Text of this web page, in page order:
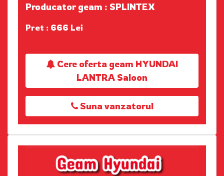
Producator geam : SPLINTEX
Pret : 666 Lei
Cere oferta geam HYUNDAI
LANTRA Saloon
Suna vanzatorul